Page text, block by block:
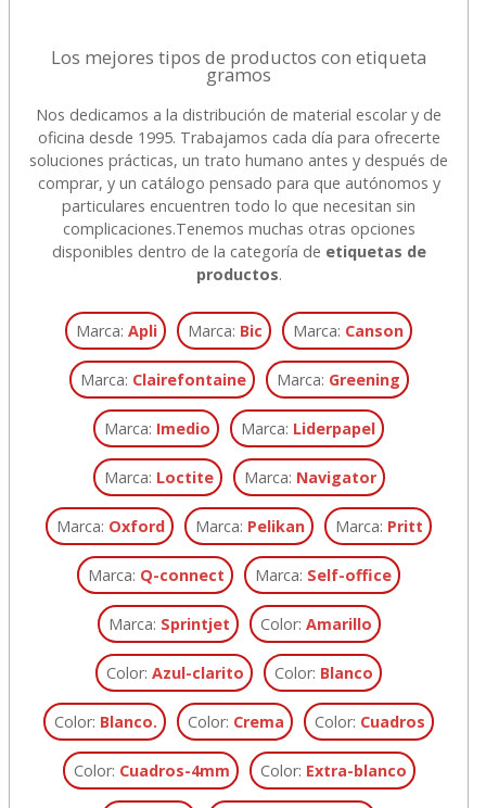
Los mejores tipos de productos con etiqueta
gramos
Nos dedicamos a la distribución de material escolar y de
oficina desde 1995. Trabajamos cada día para ofrecerte
soluciones prácticas, un trato humano antes y después de
comprar, y un catálogo pensado para que autónomos y
particulares encuentren todo lo que necesitan sin
complicaciones.Tenemos muchas otras opciones
disponibles dentro de la categoría de etiquetas de
productos.
Marca:Apli Marca: Bic Marca: Canson
Marca: Clairefontaine Marca: Greening
Marca: Imedio Marca: Liderpapel
Marca: Loctite Marca: Navigator
Marca: Oxford Marca: Pelikan Marca: Pritt
Marca: Q-connect Marca: Self-office
Marca: Sprintjet Color: Amarillo
Color:Azul-clarito Color: Blanco
Color: Blanco. Color: Crema Color: Cuadros
Color: Cuadros-4mm Color: Extra-blanco